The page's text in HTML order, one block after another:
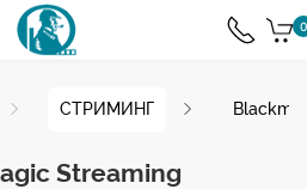
0
СТРИМИНГ
Streaming